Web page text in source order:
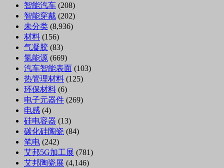
智能汽车 (208)
智能穿戴 (202)
未分类 (8,936)
材料 (156)
气凝胶 (83)
氢能源 (669)
汽车智能表面 (103)
热管理材料 (125)
环保材料 (6)
电子元器件 (269)
电感 (4)
硅电容器 (13)
碳化硅陶瓷 (84)
笔电 (242)
艾邦5G加工展 (781)
艾邦陶瓷展 (4,146)